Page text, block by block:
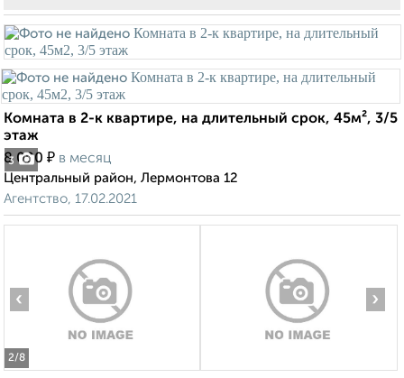
3
Комната в 2-к квартире, на длительный срок, 45м², 3/5
этаж
8 000 ₽ в месяц
Центральный район, Лермонтова 12
Агентство, 17.02.2021
2/8
‹ ›